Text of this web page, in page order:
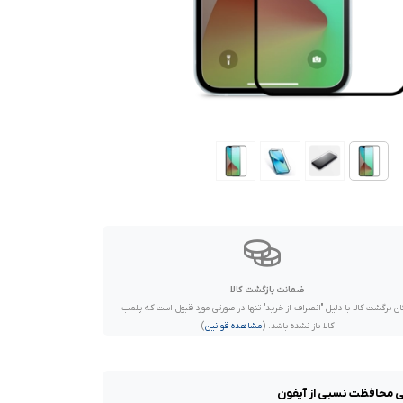
ضمانت بازگشت کالا
برگشت کالا با دلیل "انصراف از خرید" تنها در صورتی مورد قبول است که پلمب
کالا باز نشده باشد. (مشاهده قوانین)